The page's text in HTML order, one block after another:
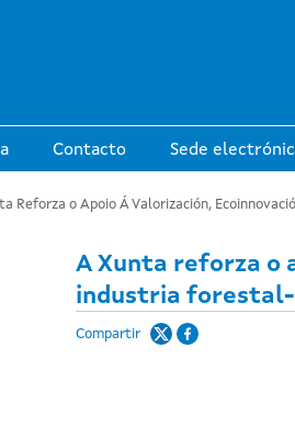
Contacto Sede
Reforza o Apoio Á Valorización,
A Xunta reforza o
industria
Compartir
novas